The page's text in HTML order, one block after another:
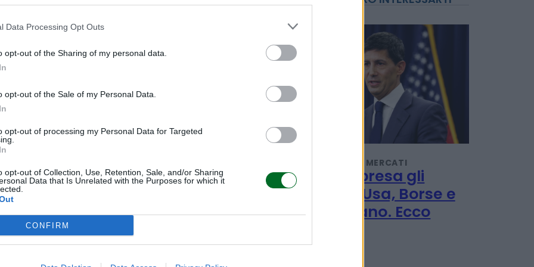
Data Processing Opt Outs
opt-out of the Sharing of my personal data.
opt-out of the Sale of my Personal Data.
opt-out of processing my Personal Data for Targeted
opt-out of Collection, Use, Retention, Sale, and/or Sharing
Data that Is Unrelated with the Purposes for which it
CONFIRM
che i ricavi, anno su anno,
Fincantieri (+24,3%), Saipem
assoluti, i ricavi maggiori sono
Enel, con 40,8 miliardi; queste
dei ricavi consolidati; ma è
Italgas, Snam e Terna, a
del totale. Gli incrementi più
per Fincantieri, Italgas, Snam
Italiane, Leonardo ed
Eni, Poste, Terna e Snam.
, la rivedono al rialzo Enav,
POTREBBERO INTERESSARTI
INVESTIMENTI E MERCATI
occupati Usa, Borse e